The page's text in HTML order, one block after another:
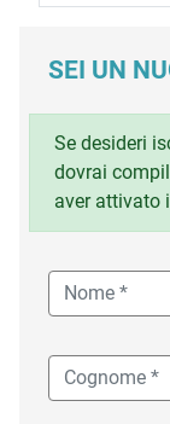
SEI UN
Se desideri
dovrai
aver attivato